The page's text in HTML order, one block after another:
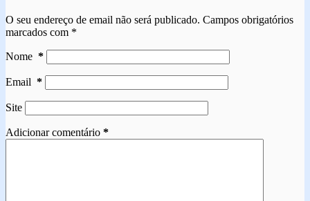
O seu endereço de email não será publicado. Campos obrigatórios
marcados com *
Nome *
Email *
Site
Adicionar comentário *